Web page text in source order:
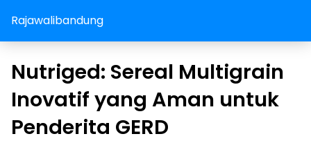
Rajawalibandung
Nutriged: Sereal Multigrain
Inovatif yang Aman untuk
Penderita GERD